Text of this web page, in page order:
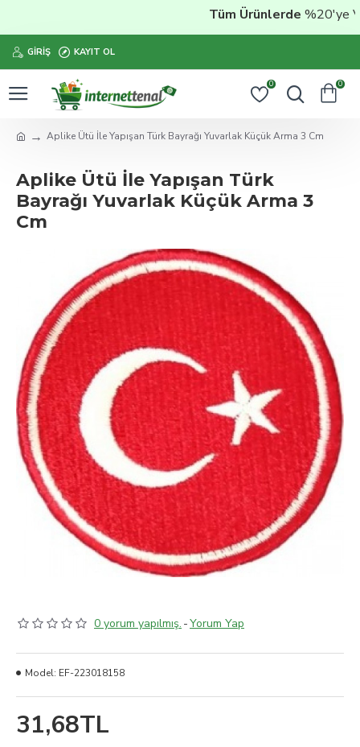
Tüm Ürünlerde%20'ye
GIRIŞ KAYIT OL
0 0
Aplike Ütü İle Yapışan Türk Bayrağı Yuvarlak Küçük Arma 3 Cm
Aplike Ütü İle Yapışan Türk
Bayrağı Yuvarlak Küçük Arma 3
Cm
0 yorum yapılmış. -Yorum Yap
31,68TL
Model: EF-223018158